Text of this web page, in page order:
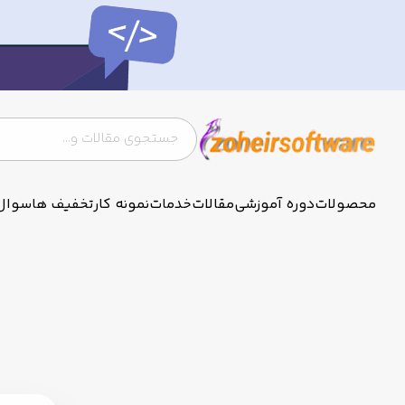
محصولاتدوره آموزشیمقالاتخدماتنمونه کارتخفیف ها